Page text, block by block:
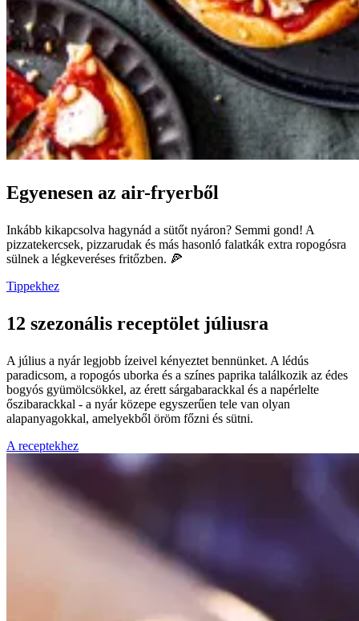
Egyenesen az air-fryerből
Inkább kikapcsolva hagynád a sütőt nyáron? Semmi gond! A
pizzatekercsek, pizzarudak és más hasonló falatkák extra ropogósra
sülnek a légkeveréses fritőzben. 🍕
Tippekhez
12 szezonális receptölet júliusra
A július a nyár legjobb ízeivel kényeztet bennünket. A lédús
paradicsom, a ropogós uborka és a színes paprika találkozik az édes
bogyós gyümölcsökkel, az érett sárgabarackkal és a napérlelte
őszibarackkal - a nyár közepe egyszerűen tele van olyan
alapanyagokkal, amelyekből öröm főzni és sütni.
A receptekhez